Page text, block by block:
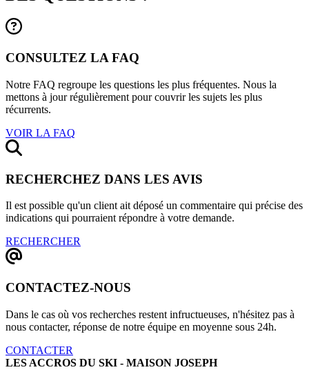
CONSULTEZ LA FAQ
Notre FAQ regroupe les questions les plus fréquentes. Nous la
mettons à jour régulièrement pour couvrir les sujets les plus
récurrents.
VOIR LA FAQ
RECHERCHEZ DANS LES AVIS
Il est possible qu'un client ait déposé un commentaire qui précise des
indications qui pourraient répondre à votre demande.
RECHERCHER
CONTACTEZ-NOUS
Dans le cas où vos recherches restent infructueuses, n'hésitez pas à
nous contacter, réponse de notre équipe en moyenne sous 24h.
CONTACTER
LES ACCROS DU SKI - MAISON JOSEPH